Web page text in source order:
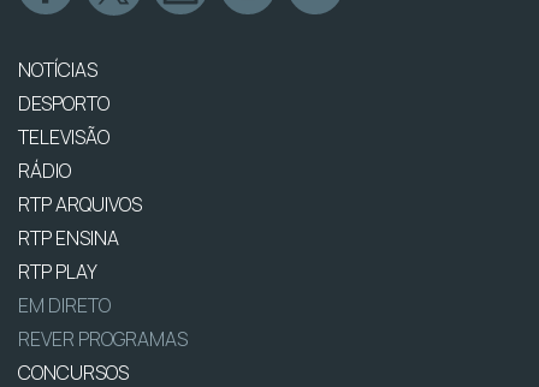
NOTÍCIAS
DESPORTO
TELEVISÃO
RÁDIO
RTP ARQUIVOS
RTP ENSINA
RTP PLAY
EM DIRETO
REVER PROGRAMAS
CONCURSOS